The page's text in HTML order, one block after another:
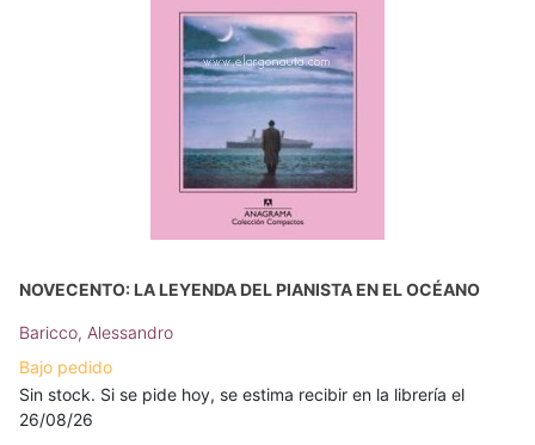
NOVECENTO: LA LEYENDA DEL PIANISTA EN EL OCÉANO
Baricco, Alessandro
Bajo pedido
Sin stock. Si se pide hoy, se estima recibir en la librería el
26/08/26